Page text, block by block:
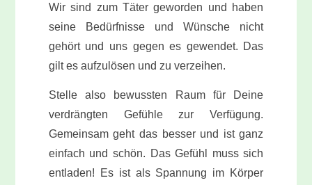
Wir sind zum Täter geworden und haben
seine Bedürfnisse und Wünsche nicht
gehört und uns gegen es gewendet. Das
gilt es aufzulösen und zu verzeihen.
Stelle also bewussten Raum für Deine
verdrängten Gefühle zur Verfügung.
Gemeinsam geht das besser und ist ganz
einfach und schön. Das Gefühl muss sich
entladen! Es ist als Spannung im Körper